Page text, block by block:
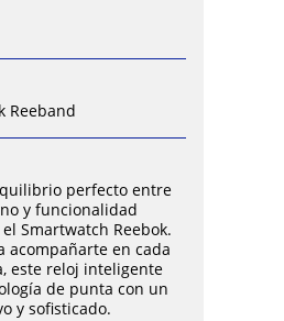
Reeband
perfecto entre
y funcionalidad
Smartwatch Reebok.
acompañarte en cada
este reloj inteligente
de punta con un
y sofisticado.